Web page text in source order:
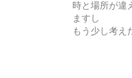
時と場所が違
ますし
もう少し考え